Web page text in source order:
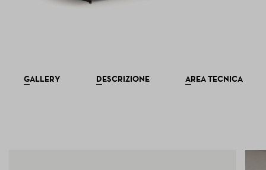
GALLERY DESCRIZIONE AREA TECNICA